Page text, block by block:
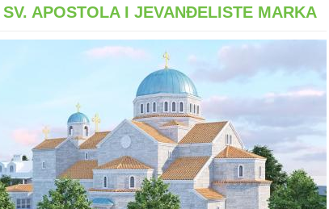
SV. APOSTOLA I JEVANĐELISTE MARKA